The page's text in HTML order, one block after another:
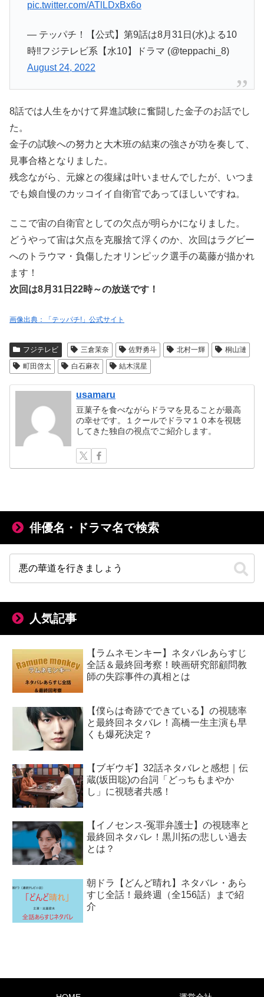
pic.twitter.com/ATlLDxBx6o
— テッパチ！【公式】第9話は8月31日(水)よる10
時‼️フジテレビ系【水10】ドラマ (@teppachi_8)
August 24, 2022
8話では人生をかけて昇進試験に奮闘した金子のお話でし
た。
金子の試験への努力と大木班の結束の強さが功を奏して、
見事合格となりました。
残念ながら、元嫁との復縁は叶いませんでしたが、いつま
でも娘自慢のカッコイイ自衛官であってほしいですね。
ここで宙の自衛官としての欠点が明らかになりました。
どうやって宙は欠点を克服捨て浮くのか、次回はラグビー
へのトラウマ・負傷したオリンピック選手の葛藤が描かれ
ます！
次回は8月31日22時～の放送です！
画像出典：「テッパチ!」公式サイト
フジテレビ 三倉茉奈 佐野勇斗 北村一輝
桐山漣
町田啓太
白石麻衣 結木滉星
usamaru
豆菓子を食べながらドラマを見ることが最高
の幸せです。１クールでドラマ１０本を視聴
してきた独自の視点でご紹介します。
俳優名・ドラマ名で検索
人気記事
【ラムネモンキー】ネタバレあらすじ
全話＆最終回考察！映画研究部顧問教
師の失踪事件の真相とは
【僕らは奇跡でできている】の視聴率
と最終回ネタバレ！高橋一生主演も早
くも爆死決定？
【ブギウギ】32話ネタバレと感想｜伝
蔵(坂田聡)の台詞「どっちもまやか
し」に視聴者共感！
【イノセンス-冤罪弁護士】の視聴率と
最終回ネタバレ！黒川拓の悲しい過去
とは？
朝ドラ【どんど晴れ】ネタバレ・あら
すじ全話！最終週（全156話）まで紹
介